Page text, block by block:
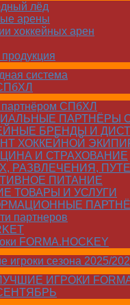
лёд
арены
хоккейных арен
система
партнёром СПбХЛ
ПАРТНЁРЫ
БРЕНДЫ И
ХОККЕЙНОЙ
И СТРАХОВАНИЕ
РАЗВЛЕЧЕНИЯ,
ПИТАНИЕ
ТОВАРЫ И УСЛУГИ
партнеров
FORMA.HOCKEY
игроки сезона 2025/
ИГРОКИ